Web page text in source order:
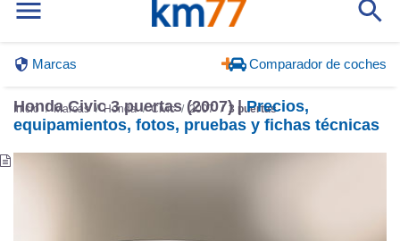
Marcas Comparador de coches
Inicio Marcas Honda Civic 2007 3 puertas
Honda Civic 3 puertas (2007) |Precios,
equipamientos, fotos, pruebas y fichas técnicas